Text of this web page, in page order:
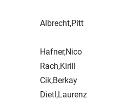
Albrecht,Pitt
Hafner,Nico
Rach,Kirill
Cik,Berkay
Dietl,Laurenz